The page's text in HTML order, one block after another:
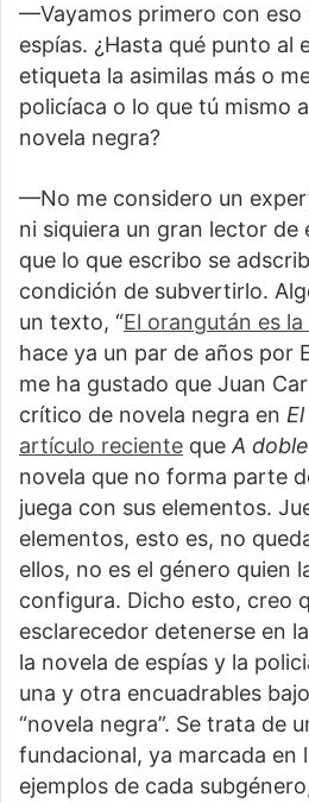
—Vayamos primero con eso
espías. ¿Hasta qué punto al
etiqueta la asimilas más o
policíaca o lo que tú mismo
novela negra?
—No me considero un
ni siquiera un gran lector de
que lo que escribo se
condición de subvertirlo.
un texto, “El orangután es
hace ya un par de años por
me ha gustado que Juan
crítico de novela negra en
artículo reciente queA
novela que no forma parte
juega con sus elementos.
elementos, esto es, no
ellos, no es el género quien
configura. Dicho esto, creo
esclarecedor detenerse en
la novela de espías y la
una y otra encuadrables
“novela negra”. Se trata de
fundacional, ya marcada en
ejemplos de cada